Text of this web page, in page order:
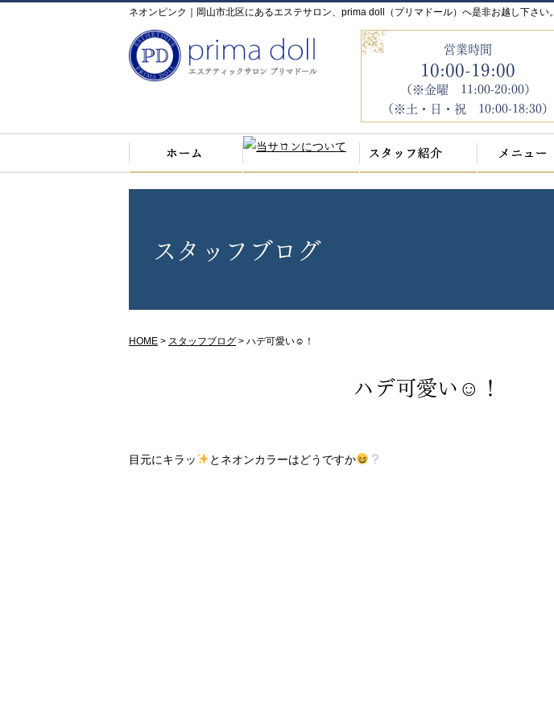
ネオンピンク｜岡山市北区にあるエステサロン、prima doll（プリマドール）へ是非お越し下さい。
営業時間
10:00-19:00
（※金曜 11:00-20:00）
（※土・日・祝 10:00-18:30）
スタッフブログ
HOME > スタッフブログ > ハデ可愛い☺！
ハデ可愛い☺！
目元にキラッ とネオンカラーはどうですか